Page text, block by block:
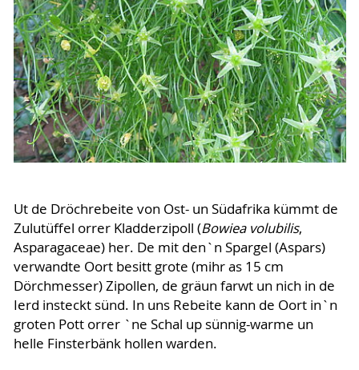
Ut de Dröchrebeite von Ost- un Südafrika kümmt de
Zulutüffel orrer Kladderzipoll (Bowiea volubilis,
Asparagaceae) her. De mit den`n Spargel (Aspars)
verwandte Oort besitt grote (mihr as 15 cm
Dörchmesser) Zipollen, de gräun farwt un nich in de
Ierd insteckt sünd. In uns Rebeite kann de Oort in`n
groten Pott orrer `ne Schal up sünnig-warme un
helle Finsterbänk hollen warden.